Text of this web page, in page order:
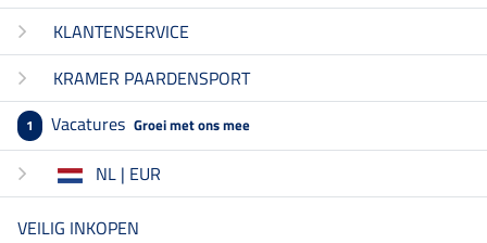
KLANTENSERVICE
KRAMER PAARDENSPORT
1 Vacatures Groei met ons mee
NL | EUR
VEILIG INKOPEN